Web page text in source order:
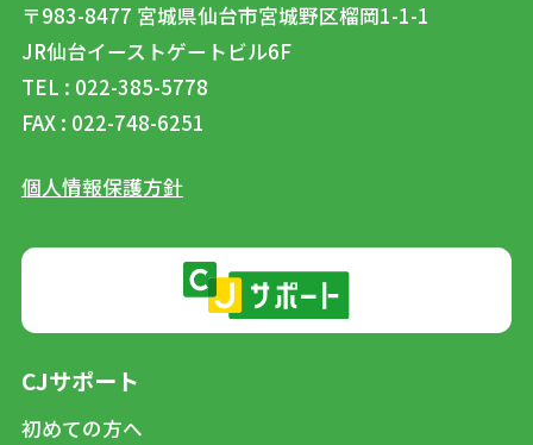
〒983-8477 宮城県仙台市宮城野区榴岡1-1-1
JR仙台イーストゲートビル6F
TEL : 022-385-5778
FAX : 022-748-6251
個人情報保護方針
CJサポート
初めての方へ